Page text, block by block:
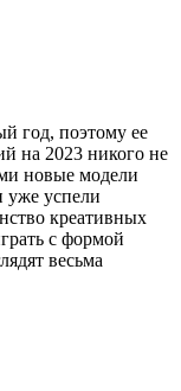
год, поэтому ее
на 2023 никого не
новые модели
уже успели
креативных
с формой
весьма